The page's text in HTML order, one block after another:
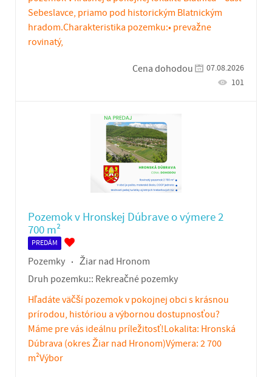
Sebeslavce, priamo pod historickým Blatnickým
hradom.Charakteristika pozemku:• prevažne
rovinatý,
Cena dohodou
07.08.2026
101
Pozemok v Hronskej Dúbrave o výmere 2
700 m²
PREDÁM
Pozemky
Žiar nad Hronom
Druh pozemku:: Rekreačné pozemky
Hľadáte väčší pozemok v pokojnej obci s krásnou
prírodou, históriou a výbornou dostupnosťou?
Máme pre vás ideálnu príležitosť!Lokalita: Hronská
Dúbrava (okres Žiar nad Hronom)Výmera: 2 700
m²Výbor